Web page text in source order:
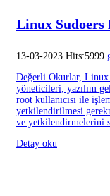
Linux Sudoers
13-03-2023 Hits:5999
Değerli Okurlar, Linux
yöneticileri, yazılım
root kullanıcısı ile
yetkilendirilmesi
ve yetkilendirmelerini
Detay oku